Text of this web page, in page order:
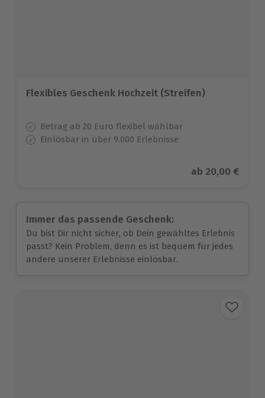
Flexibles Geschenk Hochzeit (Streifen)
Betrag ab 20 Euro flexibel wählbar
Einlösbar in über 9.000 Erlebnisse
Aktueller Preis
ab 20,00 €
Immer das passende Geschenk:
Du bist Dir nicht sicher, ob Dein gewähltes Erlebnis
passt? Kein Problem, denn es ist bequem für jedes
andere unserer Erlebnisse einlösbar.